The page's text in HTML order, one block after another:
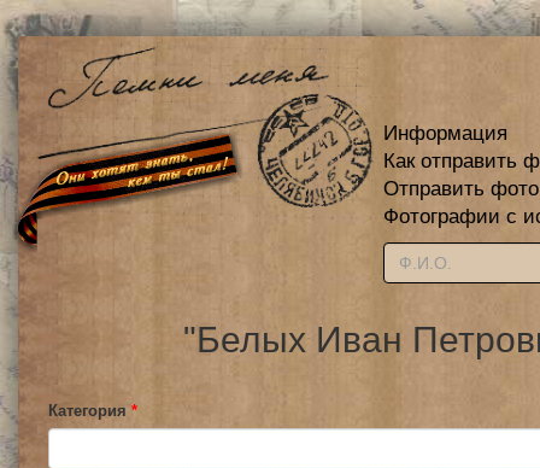
Информация
Как отправить
Отправить
Фотографии с
"Белых Иван
Категория *